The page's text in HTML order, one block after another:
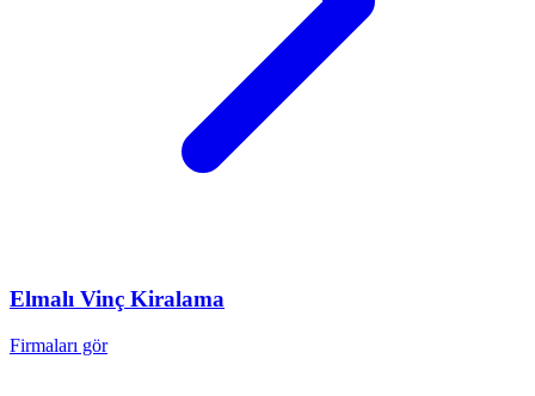
Elmalı Vinç Kiralama
Firmaları gör